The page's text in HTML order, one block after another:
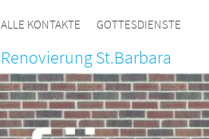
ALLE KONTAKTE GOTTESDIENSTE
Renovierung St.Barbara